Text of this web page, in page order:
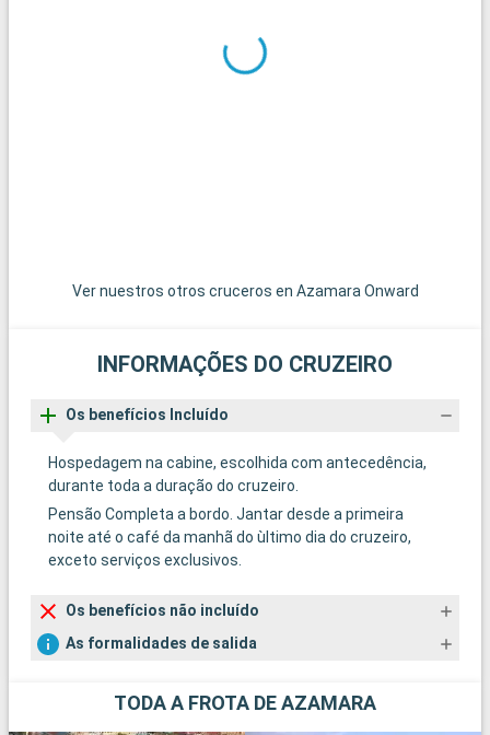
Ver nuestros otros cruceros en Azamara Onward
INFORMAÇÕES DO CRUZEIRO
Os benefícios Incluído
Hospedagem na cabine, escolhida com antecedência,
durante toda a duração do cruzeiro.
Pensão Completa a bordo. Jantar desde a primeira
noite até o café da manhã do ùltimo dia do cruzeiro,
exceto serviços exclusivos.
Os benefícios não incluído
As formalidades de salida
TODA A FROTA DE AZAMARA